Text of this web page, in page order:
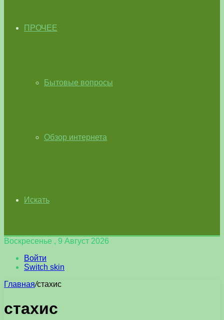
ПРОЧЕЕ
Бытовые вопросы
Обзор интернета
Искать
Воскресенье , 9 Август 2026
Войти
Switch skin
Главная/стахис
стахис